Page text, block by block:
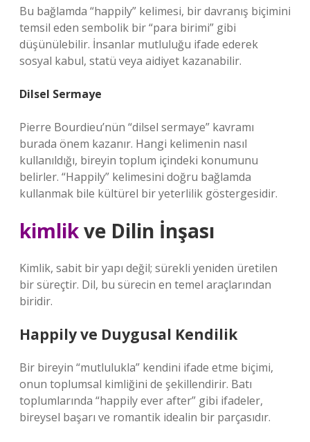
Bu bağlamda “happily” kelimesi, bir davranış biçimini
temsil eden sembolik bir “para birimi” gibi
düşünülebilir. İnsanlar mutluluğu ifade ederek
sosyal kabul, statü veya aidiyet kazanabilir.
Dilsel Sermaye
Pierre Bourdieu’nün “dilsel sermaye” kavramı
burada önem kazanır. Hangi kelimenin nasıl
kullanıldığı, bireyin toplum içindeki konumunu
belirler. “Happily” kelimesini doğru bağlamda
kullanmak bile kültürel bir yeterlilik göstergesidir.
kimlikve Dilin İnşası
Kimlik, sabit bir yapı değil; sürekli yeniden üretilen
bir süreçtir. Dil, bu sürecin en temel araçlarından
biridir.
Happily ve Duygusal Kendilik
Bir bireyin “mutlulukla” kendini ifade etme biçimi,
onun toplumsal kimliğini de şekillendirir. Batı
toplumlarında “happily ever after” gibi ifadeler,
bireysel başarı ve romantik idealin bir parçasıdır.